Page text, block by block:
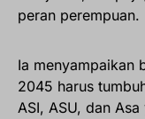
peran perempuan.
Ia menyampaikan
2045 harus
ASI, ASU, dan